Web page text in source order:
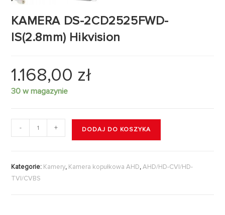
KAMERA DS-2CD2525FWD-
IS(2.8mm) Hikvision
1.168,00 zł
30 w magazynie
- + DODAJ DO KOSZYKA
Kategorie: Kamery, Kamera kopułkowa AHD,AHD/HD-CVI/HD-
TVI/CVBS